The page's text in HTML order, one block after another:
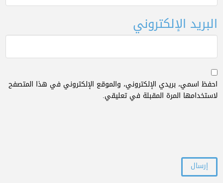
البريد الإلكتروني
احفظ اسمي، بريدي الإلكتروني، والموقع الإلكتروني في هذا المتصفح
لاستخدامها المرة المقبلة في تعليقي.